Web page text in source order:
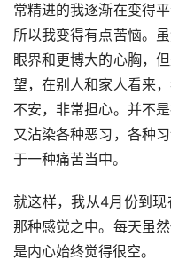
常精进的我逐渐在变得
所以我变得有点苦恼。
眼界和更博大的心胸，
望，在别人和家人看来
不安，非常担心。并不
又沾染各种恶习，各种
于一种痛苦当中。
就这样，我从4月份到
那种感觉之中。每天虽
是内心始终觉得很空。